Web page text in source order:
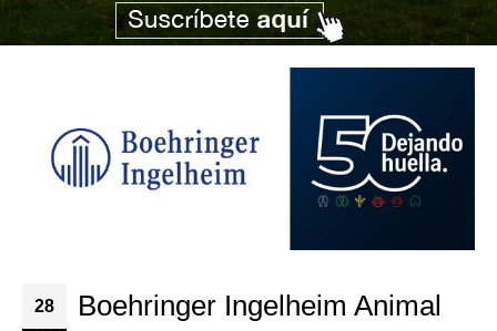
28
Boehringer Ingelheim Animal